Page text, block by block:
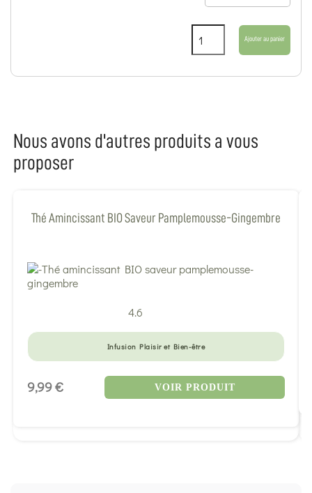
Ajouter au panier
Nous avons d'autres produits a vous
proposer
Thé Amincissant BIO Saveur Pamplemousse-Gingembre
4.6
Infusion Plaisir et Bien-être
9,99 € VOIR PRODUIT